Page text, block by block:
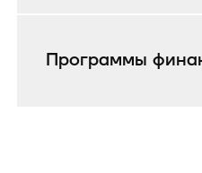
Программы